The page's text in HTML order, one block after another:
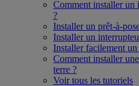
Comment installer un
?
Installer un prêt-à-
Installer un
Installer facilement
Comment installer
terre ?
Voir tous les tutoriels